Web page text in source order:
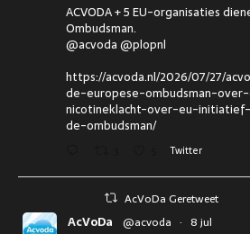
ACVODA + 5 EU-organisaties
Ombudsman.
@acvoda @plopnl
https://acvoda.nl/2026/07/27/
de-europese-ombudsman-
nicotineklacht-over-eu-
de-ombudsman/
Twitter
AcVoDa Geretweet
AcVoDa @acvoda · 8 jul